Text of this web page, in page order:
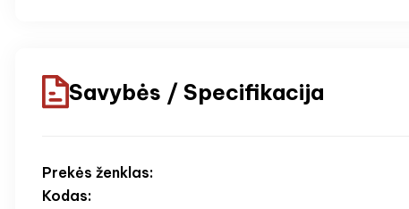
Savybės / Specifikacija
Prekės ženklas:
Kodas: